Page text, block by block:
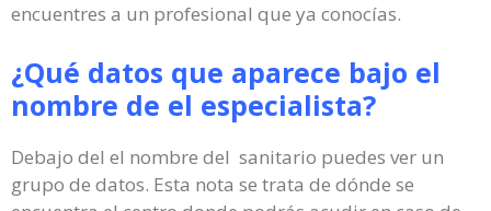
encuentres a un profesional que ya conocías.
¿Qué datos que aparece bajo el
nombre de el especialista?
Debajo del el nombre del sanitario puedes ver un
grupo de datos. Esta nota se trata de dónde se